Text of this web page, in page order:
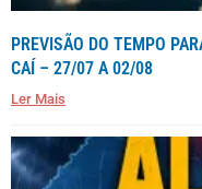
PREVISÃO DO TEMPO
CAÍ – 27/07 A 02/08
Ler Mais